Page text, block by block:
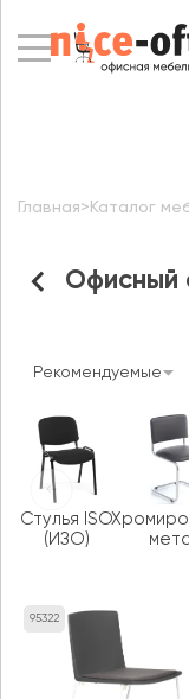
Офисный
Главная> Каталог
Рекомендуемые
95322
Стулья ISO
(ИЗО)